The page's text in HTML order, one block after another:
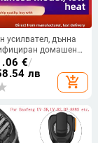
усилвател, дънна
домашен
дънна
за кола
€/
лв
add_shopping_cart